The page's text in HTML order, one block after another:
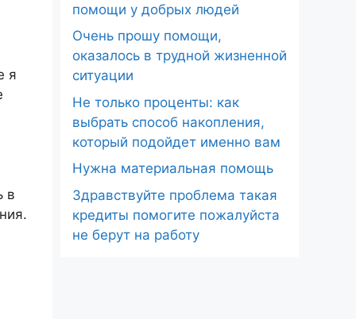
я
в
помощи у добрых людей
Очень прошу помощи,
оказалось в трудной жизненной
ситуации
Не только проценты: как
выбрать способ накопления,
который подойдет именно вам
Нужна материальная помощь
Здравствуйте проблема такая
кредиты помогите пожалуйста
не берут на работу